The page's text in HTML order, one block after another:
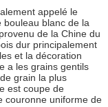
appelé le
bouleau blanc de la
de la Chine du
dur principalement
et la décoration
a les grains gentils
grain la plus
est coupe de
couronne uniforme de